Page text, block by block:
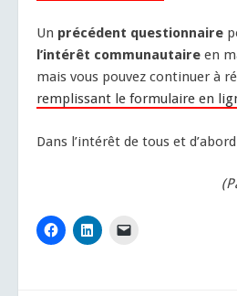
Un précédent questionnaire
l’intérêt communautaire en
mais vous pouvez continuer à
remplissant le formulaire en
Dans l’intérêt de tous et